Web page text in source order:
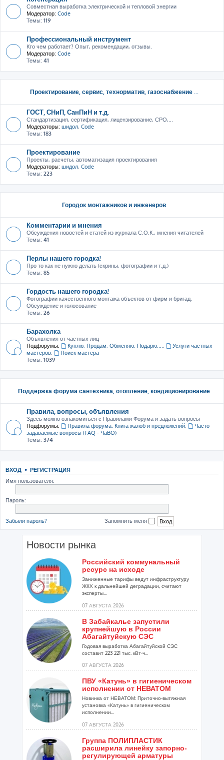
Совместная выработка электрической и тепловой энергии
Модератор: Code
Темы: 119
Профессиональный инструмент
Кто чем работает? Опыт, рекомендации, отзывы.
Модератор: Code
Темы: 41
Проектирование, сервис, тeхнорматив, газоснабжение ...
ГОСТ, СНиП, СанПиН и т.д.
Стандартизация, сертификация, лицензирование, СРО,...
Модераторы: шидол, Code
Темы: 183
Проектирование
Проекты, расчеты, автоматизация проектирования
Модераторы: шидол, Code
Темы: 223
Городок монтажников и инженеров
Комментарии и мнения
Обсуждения новостей и статей из журнала С.О.К., мнения читателей
Темы: 41
Перлы нашего городка!
Про то как не нужно делать (скрины, фотографии и т.д.)
Темы: 85
Гордость нашего городка!
Фотографии качественного монтажа объектов от фирм и бригад.
Обсуждение и голосование
Темы: 26
Барахолка
Объявления от частных лиц
Подфорумы:
Куплю, Продам, Обменяю, Подарю,...,
Услуги частных
мастеров,
Поиск мастера
Темы: 1039
Поддержка форума сантехника, отопление, кондиционирование
Правила, вопросы, объявления
Здесь можно ознакомиться с Правилами Форума и задать вопросы
Подфорумы:
Правила форума. Книга жалоб и предложений,
Часто
задаваемые вопросы (FAQ - ЧаВО)
Темы: 374
ВХОД • РЕГИСТРАЦИЯ
Имя пользователя:
Пароль:
Забыли пароль? Запомнить меня
Новости рынка
Российский коммунальный
ресурс на исходе
Заниженные тарифы ведут инфраструктуру
ЖКХ к дальнейшей деградации, считают
эксперты...
07 АВГУСТА 2026
В Забайкалье запустили
крупнейшую в России
Абагайтуйскую СЭС
Годовая выработка Абагайтуйской СЭС
составит 223 221 тыс. кВт-ч...
07 АВГУСТА 2026
ПВУ «Катунь» в гигиеническом
исполнении от НЕВАТОМ
Новинка от НЕВАТОМ: Приточно-вытяжная
установка «Катунь» в гигиеническом
исполнении...
07 АВГУСТА 2026
Группа ПОЛИПЛАСТИК
расширила линейку запорно-
регулирующей арматуры